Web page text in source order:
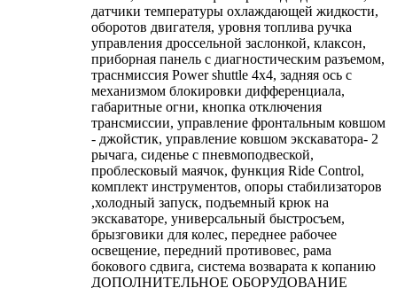
датчики температуры охлаждающей жидкости,
оборотов двигателя, уровня топлива ручка
управления дроссельной заслонкой, клаксон,
приборная панель с диагностическим разъемом,
траснмиссия Power shuttle 4x4, задняя ось с
механизмом блокировки дифференциала,
габаритные огни, кнопка отключения
трансмиссии, управление фронтальным ковшом
- джойстик, управление ковшом экскаватора- 2
рычага, сиденье с пневмоподвеской,
проблесковый маячок, функция Ride Control,
комплект инструментов, опоры стабилизаторов
,холодный запуск, подъемный крюк на
экскаваторе, универсальный быстросъем,
брызговики для колес, переднее рабочее
освещение, передний противовес, рама
бокового сдвига, система возварата к копанию
ДОПОЛНИТЕЛЬНОЕ ОБОРУДОВАНИЕ